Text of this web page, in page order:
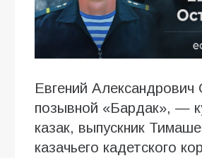
Евгений Александрович
позывной «Бардак», —
казак, выпускник
казачьего кадетского